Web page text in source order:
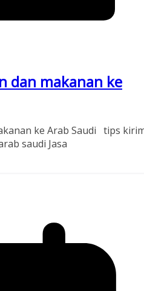
dan makanan ke
ke Arab Saudi tips
saudi Jasa